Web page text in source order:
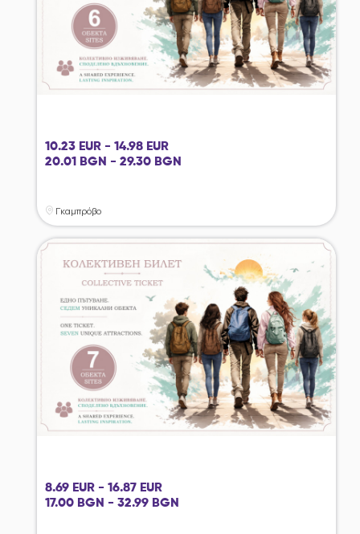
10.23 EUR - 14.98 EUR
20.01 BGN - 29.30 BGN
Γκαμπρόβο
8.69 EUR - 16.87 EUR
17.00 BGN - 32.99 BGN